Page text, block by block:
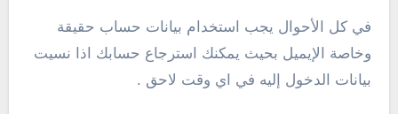
في كل الأحوال يجب استخدام بيانات حساب حقيقة
وخاصة الإيميل بحيث يمكنك استرجاع حسابك اذا نسيت
بيانات الدخول إليه في اي وقت لاحق .